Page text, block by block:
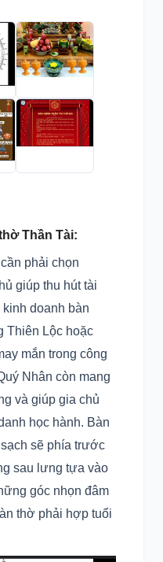
Thần Tài:
phải chọn
giúp thu hút tài
doanh bàn
Thiên Lộc hoặc
mắn trong công
Nhân còn mang
và giúp gia chủ
học hành. Bàn
sẽ phía trước
sau lưng tựa vào
góc nhọn đâm
thờ phải hợp tuổi